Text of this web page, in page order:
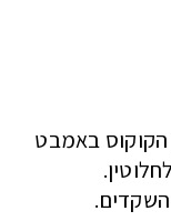
באמבט